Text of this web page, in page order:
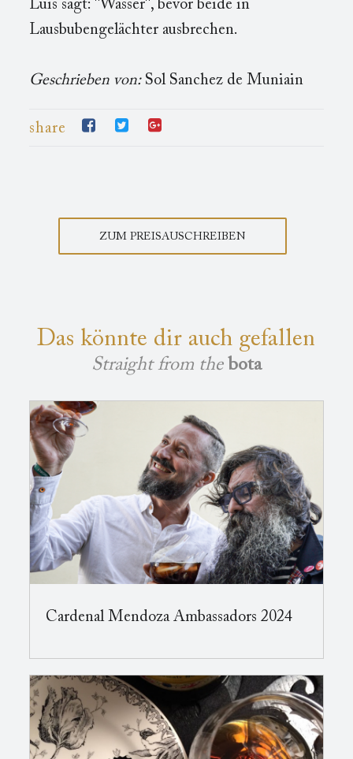
Luis sagt: "Wasser", bevor beide in
Lausbubengelächter ausbrechen.
Geschrieben von:Sol Sanchez de Muniain
share
ZUM PREISAUSCHREIBEN
Das könnte dir auch gefallen
Straight from the bota
Cardenal Mendoza Ambassadors 2024